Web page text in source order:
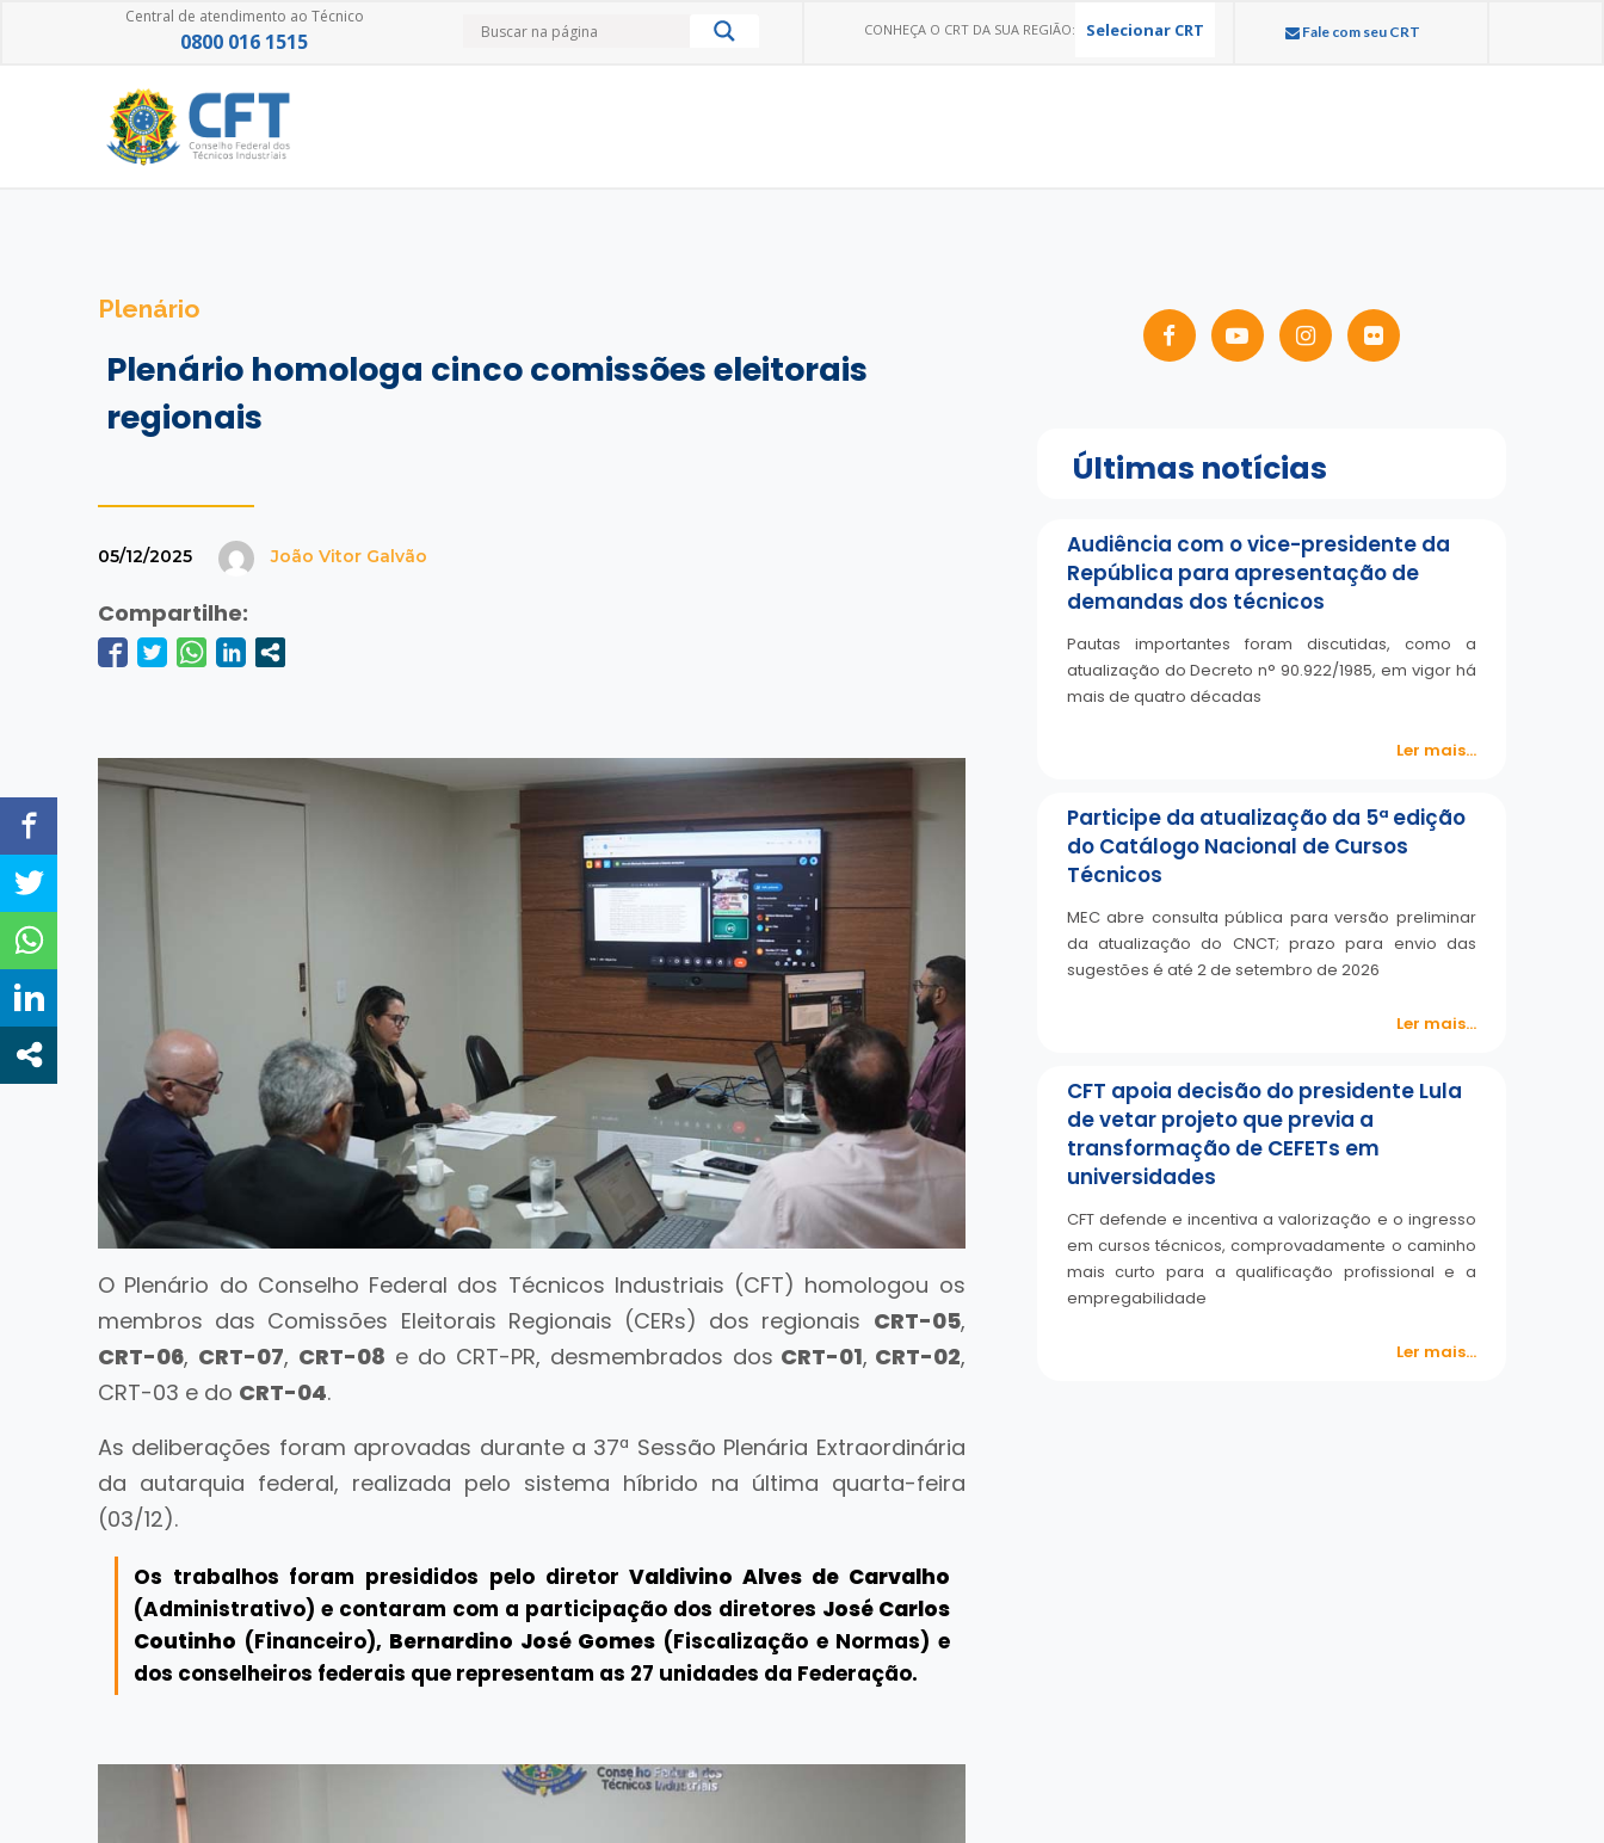
Central de atendimento ao Técnico
0800 016 1515 CONHEÇA O CRT DA SUA REGIÃO: Selecionar CRT Fale com seu CRT
Plenário
Plenário homologa cinco comissões eleitorais
regionais
05/12/2025 João Vitor Galvão
Compartilhe:
O Plenário do Conselho Federal dos Técnicos Industriais (CFT) homologou os
membros das Comissões Eleitorais Regionais (CERs) dos regionais CRT-05,
CRT-06, CRT-07, CRT-08 e do CRT-PR, desmembrados dos CRT-01, CRT-02,
CRT-03 e do CRT-04.
As deliberações foram aprovadas durante a 37ª Sessão Plenária Extraordinária
da autarquia federal, realizada pelo sistema híbrido na última quarta-feira
(03/12).
Os trabalhos foram presididos pelo diretorValdivino Alves de Carvalho
(Administrativo) e contaram com a participação dos diretores José Carlos
Coutinho (Financeiro), Bernardino José Gomes (Fiscalização e Normas) e
dos conselheiros federais que representam as 27 unidades da Federação.
Últimas notícias
Audiência com o vice-presidente da
República para apresentação de
demandas dos técnicos
Pautas importantes foram discutidas, como a
atualização do Decreto n° 90.922/1985, em vigor há
mais de quatro décadas
Ler mais...
Participe da atualização da 5ª edição
do Catálogo Nacional de Cursos
Técnicos
MEC abre consulta pública para versão preliminar
da atualização do CNCT; prazo para envio das
sugestões é até 2 de setembro de 2026
Ler mais...
CFT apoia decisão do presidente Lula
de vetar projeto que previa a
transformação de CEFETs em
universidades
CFT defende e incentiva a valorização e o ingresso
em cursos técnicos, comprovadamente o caminho
mais curto para a qualificação profissional e a
empregabilidade
Ler mais...